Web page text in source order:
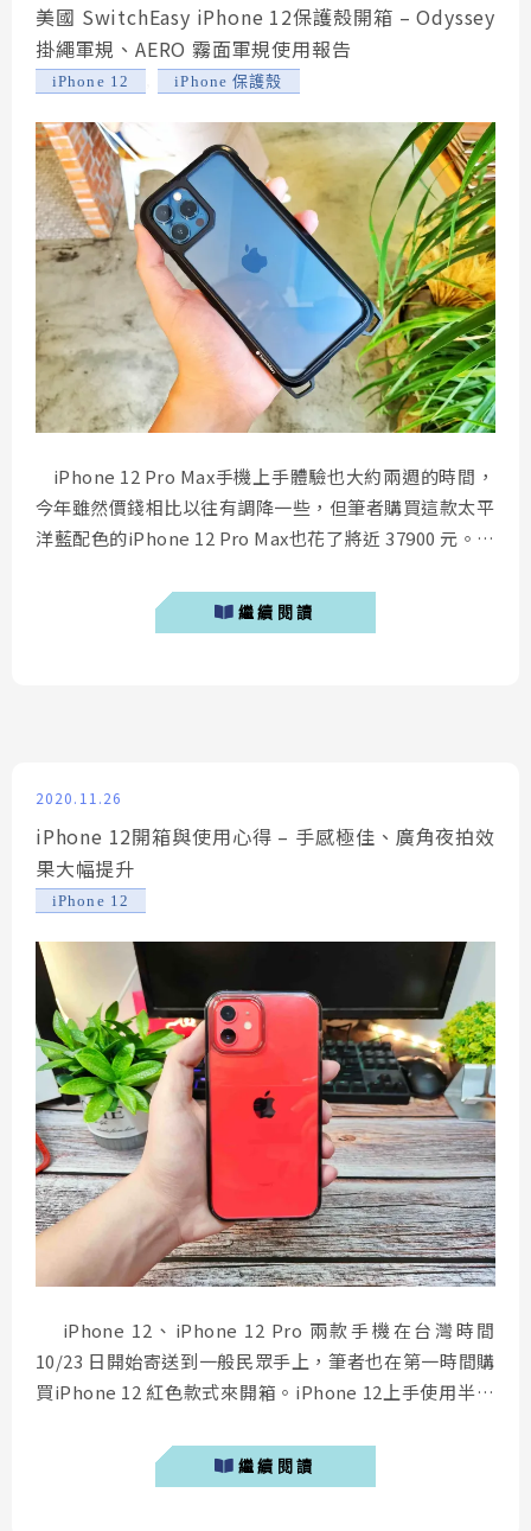
美國 SwitchEasy iPhone 12保護殼開箱 – Odyssey
掛繩軍規、AERO 霧面軍規使用報告
iPhone 12 iPhone 保護殼
iPhone 12 Pro Max手機上手體驗也大約兩週的時間，
今年雖然價錢相比以往有調降一些，但筆者購買這款太平
洋藍配色的iPhone 12 Pro Max也花了將近 37900 元。為
機殼來為我的 iPhone 做最完整的保護，分別為 Odyssey
及 AERO 手機殼。 &...
繼續閱讀
2020.11.26
iPhone 12開箱與使用心得 – 手感極佳、廣角夜拍效
果大幅提升
iPhone 12
iPhone 12、iPhone 12 Pro 兩款手機在台灣時間
10/23 日開始寄送到一般民眾手上，筆者也在第一時間購
買iPhone 12 紅色款式來開箱。iPhone 12上手使用半天
拍提升、螢幕更優異。 iPhone 12開箱 相較於之前的
繼續閱讀